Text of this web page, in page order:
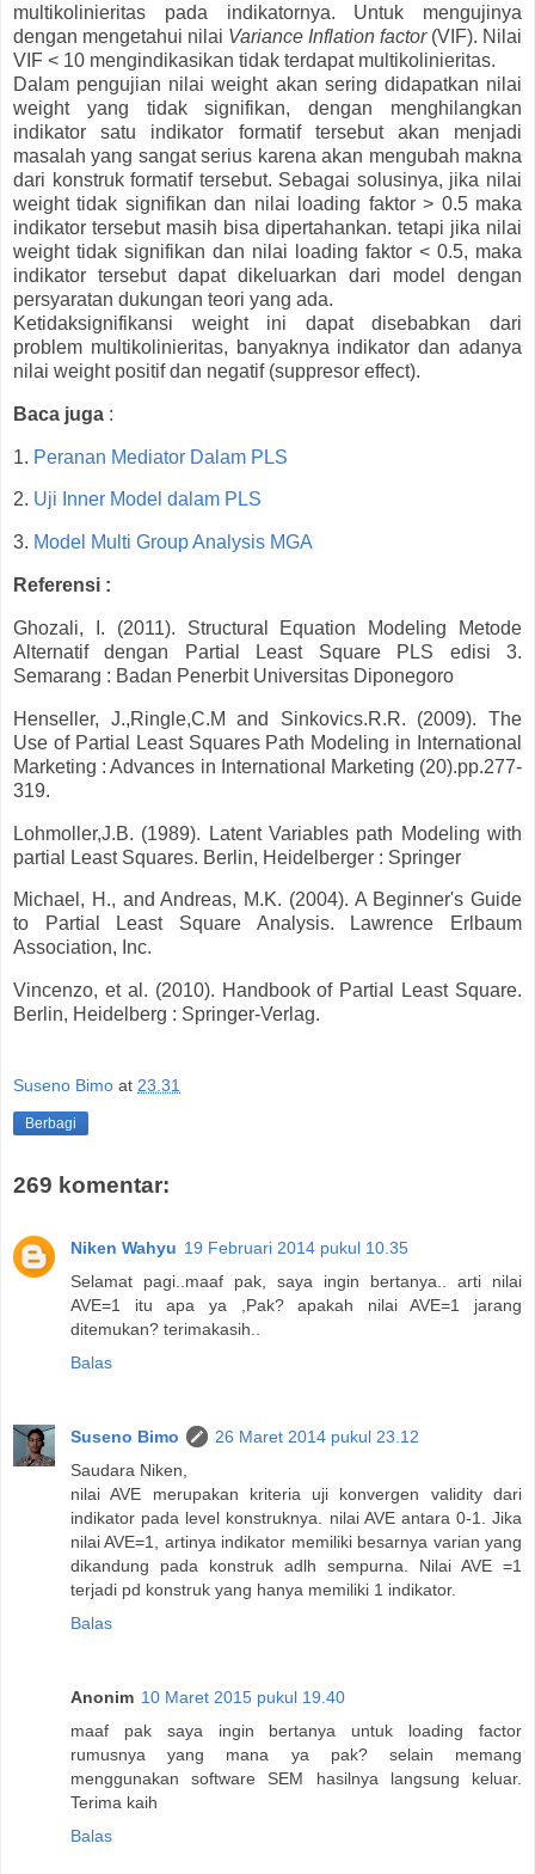
multikolinieritas pada indikatornya. Untuk mengujinya
dengan mengetahui nilai Variance Inflation factor(VIF). Nilai
VIF < 10 mengindikasikan tidak terdapat multikolinieritas.
Dalam pengujian nilai weight akan sering didapatkan nilai
weight yang tidak signifikan, dengan menghilangkan
indikator satu indikator formatif tersebut akan menjadi
masalah yang sangat serius karena akan mengubah makna
dari konstruk formatif tersebut. Sebagai solusinya, jika nilai
weight tidak signifikan dan nilai loading faktor > 0.5 maka
indikator tersebut masih bisa dipertahankan. tetapi jika nilai
weight tidak signifikan dan nilai loading faktor < 0.5, maka
indikator tersebut dapat dikeluarkan dari model dengan
persyaratan dukungan teori yang ada.
Ketidaksignifikansi weight ini dapat disebabkan dari
problem multikolinieritas, banyaknya indikator dan adanya
nilai weight positif dan negatif (suppresor effect).
Baca juga :
1. Peranan Mediator Dalam PLS
2. Uji Inner Model dalam PLS
3. Model Multi Group Analysis MGA
Referensi :
Ghozali, I. (2011). Structural Equation Modeling Metode
Alternatif dengan Partial Least Square PLS edisi 3.
Semarang : Badan Penerbit Universitas Diponegoro
Henseller, J.,Ringle,C.M and Sinkovics.R.R. (2009). The
Use of Partial Least Squares Path Modeling in International
Marketing : Advances in International Marketing (20).pp.277-
319.
Lohmoller,J.B. (1989). Latent Variables path Modeling with
partial Least Squares. Berlin, Heidelberger : Springer
Michael, H., and Andreas, M.K. (2004). A Beginner's Guide
to Partial Least Square Analysis. Lawrence Erlbaum
Association, Inc.
Vincenzo, et al. (2010). Handbook of Partial Least Square.
Berlin, Heidelberg : Springer-Verlag.
Suseno Bimo at 23.31
Berbagi
269 komentar:
Niken Wahyu 19 Februari 2014 pukul 10.35
Selamat pagi..maaf pak, saya ingin bertanya.. arti nilai
AVE=1 itu apa ya ,Pak? apakah nilai AVE=1 jarang
ditemukan? terimakasih..
Balas
Suseno Bimo
26 Maret 2014 pukul 23.12
Saudara Niken,
nilai AVE merupakan kriteria uji konvergen validity dari
indikator pada level konstruknya. nilai AVE antara 0-1. Jika
nilai AVE=1, artinya indikator memiliki besarnya varian yang
dikandung pada konstruk adlh sempurna. Nilai AVE =1
terjadi pd konstruk yang hanya memiliki 1 indikator.
Balas
Anonim 10 Maret 2015 pukul 19.40
maaf pak saya ingin bertanya untuk loading factor
rumusnya yang mana ya pak? selain memang
menggunakan software SEM hasilnya langsung keluar.
Terima kaih
Balas